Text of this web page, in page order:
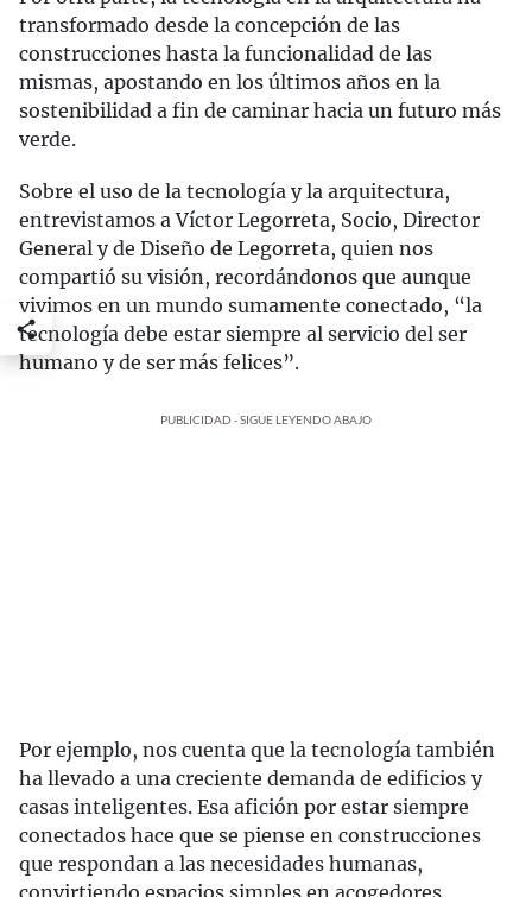
transformado desde la concepción de las
construcciones hasta la funcionalidad de las
mismas, apostando en los últimos años en la
sostenibilidad a fin de caminar hacia un futuro más
verde.
Sobre el uso de la tecnología y la arquitectura,
entrevistamos a Víctor Legorreta, Socio, Director
General y de Diseño de Legorreta, quien nos
compartió su visión, recordándonos que aunque
vivimos en un mundo sumamente conectado, “la
tecnología debe estar siempre al servicio del ser
humano y de ser más felices”.
PUBLICIDAD - SIGUE LEYENDO ABAJO
Por ejemplo, nos cuenta que la tecnología también
ha llevado a una creciente demanda de edificios y
casas inteligentes. Esa afición por estar siempre
conectados hace que se piense en construcciones
que respondan a las necesidades humanas,